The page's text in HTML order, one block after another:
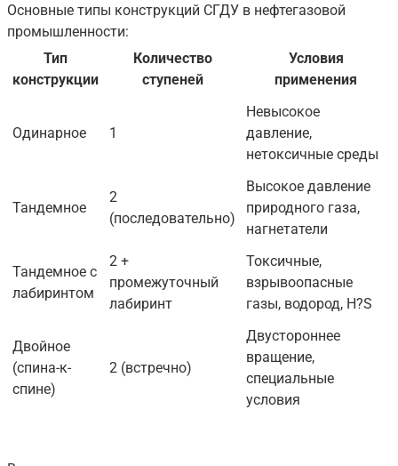
Основные типы конструкций СГДУ в нефтегазовой
промышленности:
Тип
конструкции
Количество
ступеней
Условия
применения
Одинарное 1
Невысокое
давление,
нетоксичные среды
Тандемное
2
(последовательно)
Высокое давление
природного газа,
нагнетатели
Тандемное с
лабиринтом
2 +
промежуточный
лабиринт
Токсичные,
взрывоопасные
газы, водород, H?S
Двойное
(спина-к-
спине)
2 (встречно)
Двустороннее
вращение,
специальные
условия